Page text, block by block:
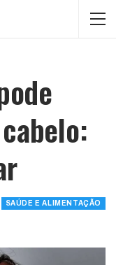
SAÚDE E ALIMENTAÇÃO